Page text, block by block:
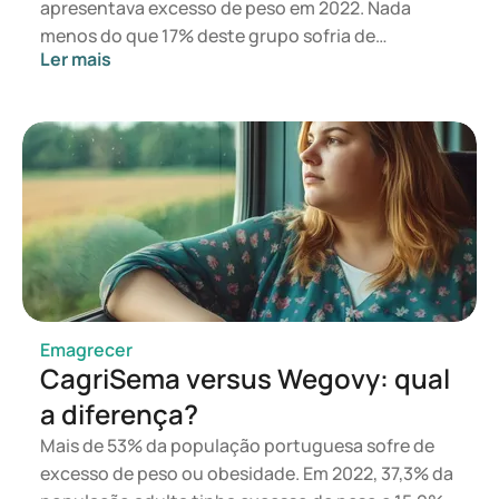
apresentava excesso de peso em 2022. Nada
menos do que 17% deste grupo sofria de
obesidade. Um estilo de vida saudável e uma
manter um peso saudável, mas, se tal não for
suficiente, a medicação pode ser uma solução.
Enquanto o Mounjaro foi desenvolvido para o
tratamento da diabetes tipo 2, o Wegovy foi
desenvolvido para a perda e manutenção do peso.
No entanto, o Mounjaro também apresenta
benefícios na perda e manutenção do peso. Neste
artigo, abordamos ambos os medicamentos, os
seus efeitos sobre o peso, as principais diferenças
e os efeitos secundários.
Ler mais
Emagrecer
CagriSema versus Wegovy: qual
a diferença?
Mais de 53% da população portuguesa sofre de
excesso de peso ou obesidade. Em 2022, 37,3% da